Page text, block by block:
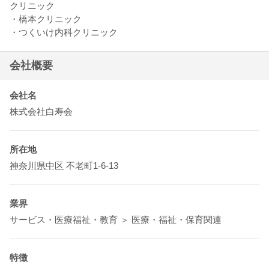
クリニック
・橋本クリニック
・つくいけ内科クリニック
会社概要
会社名
株式会社白寿会
所在地
神奈川県中区 不老町1-6-13
業界
サービス・医療福祉・教育 ＞ 医療・福祉・保育関連
特徴